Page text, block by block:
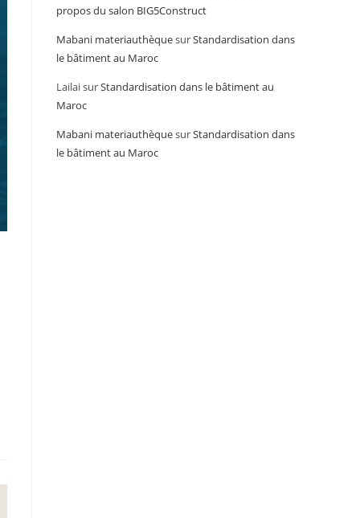
propos du salon BIG5Construct
Mabani materiauthèquesurStandardisation dans
le bâtiment au Maroc
LailaisurStandardisation dans le bâtiment au
Maroc
Mabani materiauthèquesurStandardisation dans
le bâtiment au Maroc